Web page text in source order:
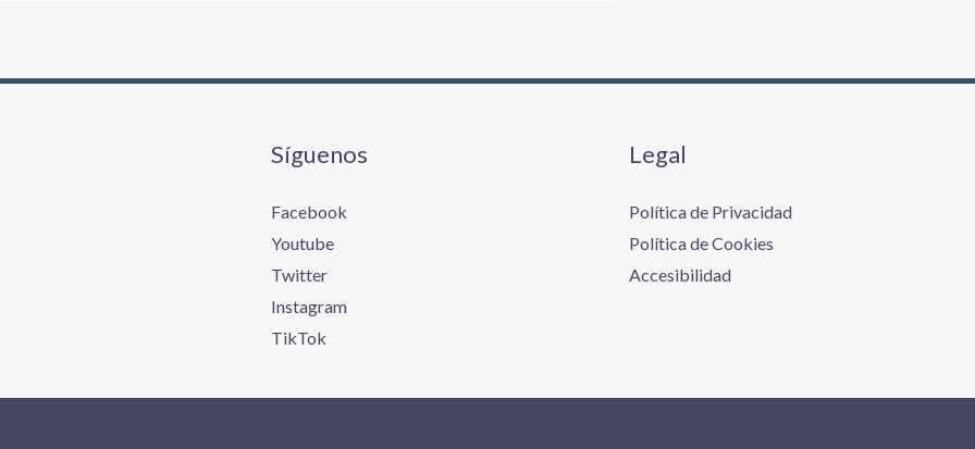
Síguenos
Facebook
Youtube
Twitter
Instagram
TikTok
Legal
Política de Privacidad
Política de Cookies
Accesibilidad